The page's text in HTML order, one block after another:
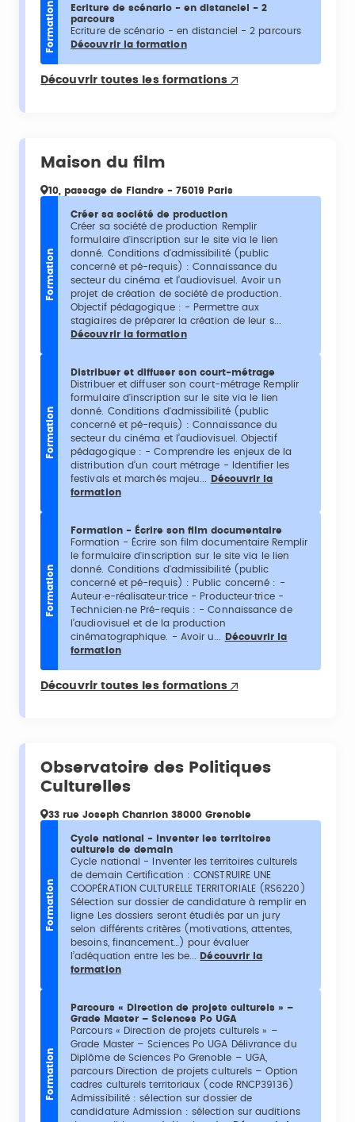
Formation
Ecriture de scénario - en distanciel - 2
parcours
Ecriture de scénario - en distanciel - 2 parcours
Découvrir la formation
Découvrir toutes les formations
Maison du film
10, passage de Flandre - 75019 Paris
Formation
Créer sa société de production
Créer sa société de production Remplir
formulaire d'inscription sur le site via le lien
donné. Conditions d'admissibilité (public
concerné et pé-requis) : Connaissance du
secteur du cinéma et l’audiovisuel. Avoir un
projet de création de société de production.
Objectif pédagogique : - Permettre aux
stagiaires de préparer la création de leur s...
Découvrir la formation
Formation
Distribuer et diffuser son court-métrage
Distribuer et diffuser son court-métrage Remplir
formulaire d'inscription sur le site via le lien
donné. Conditions d'admissibilité (public
concerné et pé-requis) : Connaissance du
secteur du cinéma et l’audiovisuel. Objectif
pédagogique : - Comprendre les enjeux de la
distribution d’un court métrage - Identifier les
festivals et marchés majeu...
Découvrir la
formation
Formation
Formation - Écrire son film documentaire
Formation - Écrire son film documentaire Remplir
le formulaire d'inscription sur le site via le lien
donné. Conditions d'admissibilité (public
concerné et pé-requis) : Public concerné : -
Auteur·e-réalisateur·trice - Producteur·trice -
Technicien·ne Pré-requis : - Connaissance de
l’audiovisuel et de la production
cinématographique. - Avoir u...
Découvrir la
formation
Découvrir toutes les formations
Observatoire des Politiques
Culturelles
33 rue Joseph Chanrion 38000 Grenoble
Formation
Cycle national - Inventer les territoires
culturels de demain
Cycle national - Inventer les territoires culturels
de demain Certification : CONSTRUIRE UNE
COOPÉRATION CULTURELLE TERRITORIALE (RS6220)
Sélection sur dossier de candidature à remplir en
ligne Les dossiers seront étudiés par un jury
selon différents critères (motivations, attentes,
besoins, financement…) pour évaluer
l’adéquation entre les be...
Découvrir la
formation
Formation
Parcours « Direction de projets culturels » –
Grade Master – Sciences Po UGA
Parcours « Direction de projets culturels » –
Grade Master – Sciences Po UGA Délivrance du
Diplôme de Sciences Po Grenoble – UGA,
parcours Direction de projets culturels – Option
cadres culturels territoriaux (code RNCP39136)
Admissibilité : sélection sur dossier de
candidature Admission : sélection sur auditions